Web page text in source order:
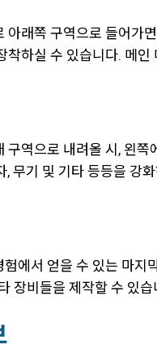
아래쪽 구역으로 들어가
착하실 수 있습니다. 메
구역으로 내려올 시, 왼
, 무기 및 기타 등등을 강
에서 얻을 수 있는 마지
장비들을 제작할 수 있습